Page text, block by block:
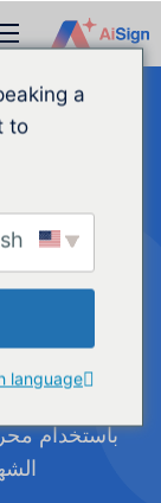
إلى
المحتوى
باستخدام
a
to
language